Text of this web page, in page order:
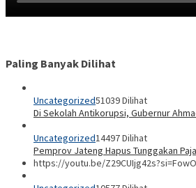
Paling Banyak Dilihat
Uncategorized51039 Dilihat
Di Sekolah Antikorupsi, Gubernur
Uncategorized14497 Dilihat
Pemprov Jateng Hapus Tunggakan
https://youtu.be/